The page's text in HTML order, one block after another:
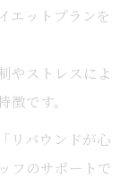
エットプランを
やストレスによ
です。
リバウンドが心
フのサポートで